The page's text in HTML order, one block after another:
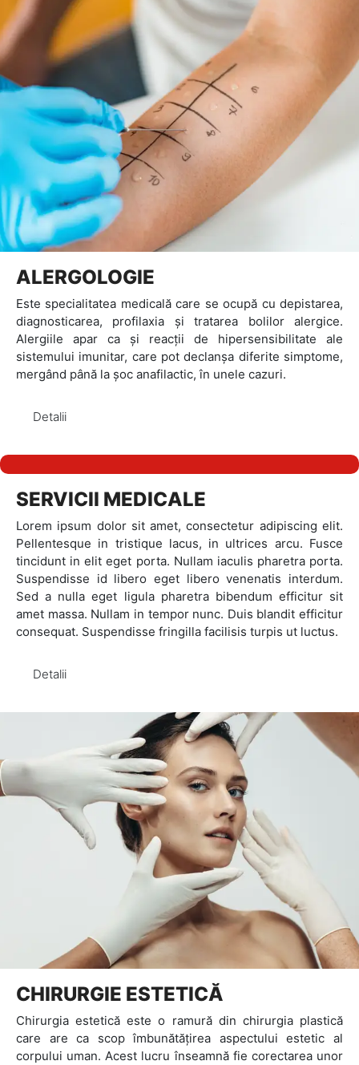
ALERGOLOGIE
Este specialitatea medicală care se ocupă cu depistarea,
diagnosticarea, profilaxia și tratarea bolilor alergice.
Alergiile apar ca și reacții de hipersensibilitate ale
sistemului imunitar, care pot declanșa diferite simptome,
mergând până la șoc anafilactic, în unele cazuri.
Detalii
SERVICII MEDICALE
Lorem ipsum dolor sit amet, consectetur adipiscing elit.
Pellentesque in tristique lacus, in ultrices arcu. Fusce
tincidunt in elit eget porta. Nullam iaculis pharetra porta.
Suspendisse id libero eget libero venenatis interdum.
Sed a nulla eget ligula pharetra bibendum efficitur sit
amet massa. Nullam in tempor nunc. Duis blandit efficitur
consequat. Suspendisse fringilla facilisis turpis ut luctus.
Detalii
CHIRURGIE ESTETICĂ
Chirurgia estetică este o ramură din chirurgia plastică
care are ca scop îmbunătățirea aspectului estetic al
corpului uman. Acest lucru înseamnă fie corectarea unor